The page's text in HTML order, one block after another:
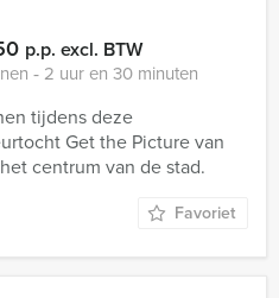
p.p. excl. BTW
‐ 2 uur en 30 minuten
tijdens deze
Get the Picture van
centrum van de stad.
Favoriet